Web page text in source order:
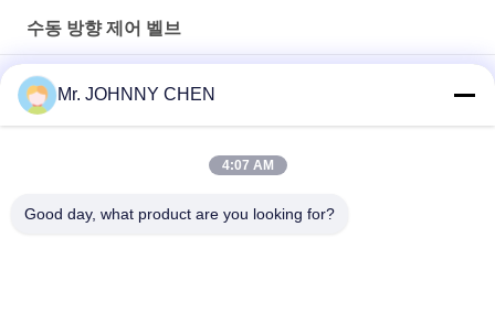
수동 방향 제어 벨브
3 위치 5 방법 수동 방향 제어 벨브 손 레버 벨브
손 레버 압축 공기를 넣은 방향 제어 벨브 5 방법 PT1/4"
2 위치 5 방법 압축 공기를 넣은 자동화 체계를 위한 조밀한 SFV 발
Mr. JOHNNY CHEN
4:07 AM
Good day, what product are you looking for?